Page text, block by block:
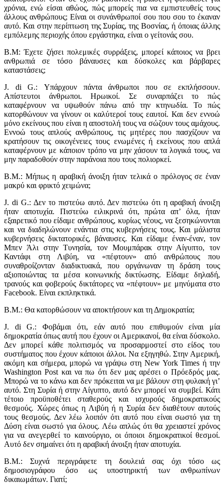
χρόνια, ενώ είσαι αθώος, πώς μπορείς πια να εμπιστευθείς τους
άλλους ανθρώπους; Είναι οι συνάνθρωποί σου που σου το έκαναν
αυτό. Και στην περίπτωση της Συρίας, της Βοσνίας, ή όποιας άλλης
εμπόλεμης περιοχής όπου εργάστηκα, είναι ο γείτονάς σου.
Β.Μ: Έχετε ζήσει πολεμικές συρράξεις, μπορεί κάποιος να βρει
ανθρωπιά σε τόσο βάναυσες και δύσκολες και βάρβαρες
καταστάσεις;
J. di G.: Υπάρχουν πάντα άνθρωποι που σε εκπλήσσουν.
Απίστευτοι άνθρωποι. Ηρωικοί. Σε συναρπάζει το πώς
καταφέρνουν να υψωθούν πάνω από την κτηνωδία. Το πώς
κατορθώνουν να γίνουν οι καλύτεροί τους εαυτοί. Και δεν εννοώ
μόνο εκείνους που είναι η αποστολή τους να σώζουν τους αμάχους.
Εννοώ τους απλούς ανθρώπους, τις μητέρες που πασχίζουν να
κρατήσουν τις οικογένειες τους ενωμένες ή εκείνους που απλά
καταφέρνουν με κάποιον τρόπο να μην χάσουν τα λογικά τους, να
μην παραδοθούν στην παράνοια που τους πολιορκεί.
Β.Μ.: Μήπως η αραβική άνοιξη ήταν τελικά ο πρόλογος σε έναν
μακρύ και φρικτό χειμώνα;
J. di G.: Δεν το πιστεύω αυτό. Δεν πιστεύω ότι η αραβική άνοιξη
ήταν αποτυχία. Πιστεύω ειλικρινά ότι, πρώτα απ’ όλα, ήταν
εξαιρετικό που είδαμε ανθρώπους, κυρίως νέους, να ξεσηκώνονται
και να διαδηλώνουν ενάντια στις κυβερνήσεις τους. Και μάλιστα
κυβερνήσεις δικτατορικές, βάναυσες. Και είδαμε έναν-έναν, τον
Μπεν Άλι στην Τυνησία, τον Μουμπάρακ στην Αίγυπτο, τον
Καντάφι στη Λιβύη, να «πέφτουν» από ανθρώπους που
συναθροίζονταν διαδικτυακά, που οργάνωναν τη δράση τους
αξιοποιώντας τα μέσα κοινωνικής δικτύωσης. Είδαμε δηλαδή,
τρανούς και φοβερούς δικτάτορες να «πέφτουν» με μηνύματα στο
Facebook. Είναι εκπληκτικά.
Β.Μ.: Θα κατορθώσουν να αποκτήσουν και τη Δημοκρατία;
J. di G.: Φοβάμαι ότι, εάν αυτό που επιθυμούν είναι μία
δημοκρατία όπως αυτή που έχουν οι Αμερικανοί, θα είναι δύσκολο.
Δεν μπορεί κάθε πολιτισμός να προσαρμοστεί στο είδος του
συστήματος που έχουν κάποιοι άλλοι. Να εξηγηθώ. Στην Αμερική,
ακόμη και σήμερα, μπορώ να γράψω στη New York Times ή την
Washington Post και να πω ότι δεν μας αρέσει ο Πρόεδρός μας.
Μπορώ να το κάνω και δεν πρόκειται να με βάλουν στη φυλακή γι’
αυτό. Στη Συρία ή στην Αίγυπτο, αυτό δεν μπορεί να συμβεί. Κάτι
τέτοιο προϋποθέτει σταθερούς και ισχυρούς δημοκρατικούς
θεσμούς. Χώρες όπως η Λιβύη ή η Συρία δεν διαθέτουν αυτούς
τους θεσμούς. Δεν λέω λοιπόν ότι αυτό που είναι σωστό για τη
Δύση είναι σωστό για όλους. Λέω απλώς ότι θα χρειαστεί χρόνος
για να ανεγερθεί το καινούργιο, οι όποιοι δημοκρατικοί θεσμοί.
Αυτό δεν σημαίνει ότι η αραβική άνοιξη ήταν αποτυχία.
Β.Μ.: Συχνά περιγράφετε τη δουλειά σας όχι τόσο ως
δημοσιογράφου όσο ως υποστηρικτή των ανθρωπίνων
δικαιωμάτων. Γιατί;